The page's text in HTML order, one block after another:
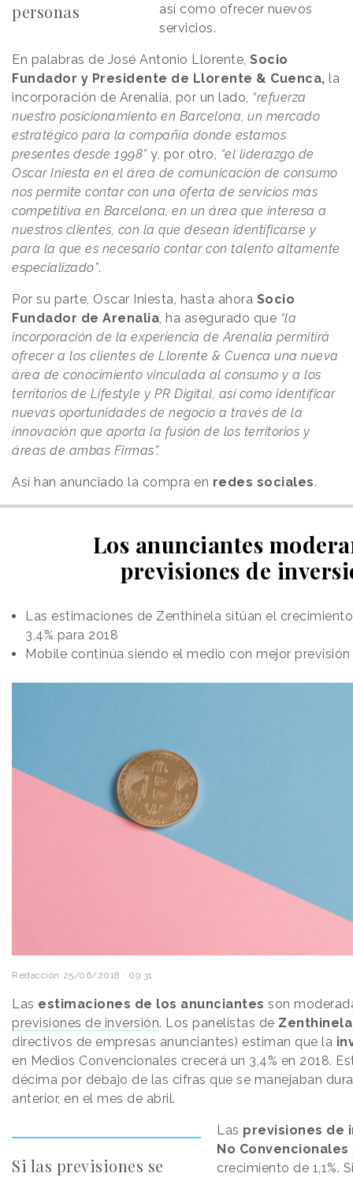
personas
así como ofrecer nuevos
servicios.
En palabras de José Antonio Llorente, Socio
Fundador y Presidente de Llorente & Cuenca, la
incorporación de Arenalia, por un lado, “refuerza
nuestro posicionamiento en Barcelona, un mercado
estratégico para la compañía donde estamos
presentes desde 1998”y, por otro, “el liderazgo de
Oscar Iniesta en el área de comunicación de consumo
nos permite contar con una oferta de servicios más
competitiva en Barcelona, en un área que interesa a
nuestros clientes, con la que desean identificarse y
para la que es necesario contar con talento altamente
especializado”.
Por su parte, Oscar Iniesta, hasta ahora Socio
Fundador de Arenalia, ha asegurado que “la
incorporación de la experiencia de Arenalia permitirá
ofrecer a los clientes de Llorente & Cuenca una nueva
área de conocimiento vinculada al consumo y a los
territorios de Lifestyle y PR Digital, así como identificar
nuevas oportunidades de negocio a través de la
innovación que aporta la fusión de los territorios y
áreas de ambas Firmas”.
Así han anunciado la compra en redes sociales.
Los anunciantes
previsiones de
Las estimaciones de Zenthinela sitúan el
3,4% para 2018
Mobile continúa siendo el medio con mejor previsión
Redacción 25/06/2018 · 09:31
Las estimaciones de los anunciantes son
previsiones de inversión. Los panelistas de Zenthinela
directivos de empresas anunciantes) estiman que la
en Medios Convencionales crecerá un 3,4% en 2018.
décima por debajo de las cifras que se manejaban
anterior, en el mes de abril.
Si las previsiones se
Las previsiones de
No Convencionales
crecimiento de 1,1%.